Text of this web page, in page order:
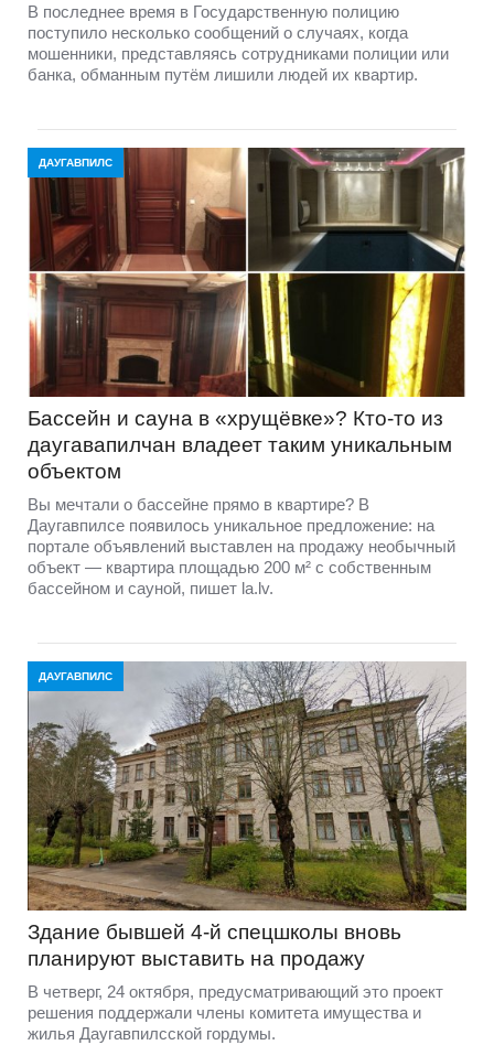
В последнее время в Государственную полицию
поступило несколько сообщений о случаях, когда
мошенники, представляясь сотрудниками полиции или
банка, обманным путём лишили людей их квартир.
ДАУГАВПИЛС
Бассейн и сауна в «хрущёвке»? Кто-то из
даугавапилчан владеет таким уникальным
объектом
Вы мечтали о бассейне прямо в квартире? В
Даугавпилсе появилось уникальное предложение: на
портале объявлений выставлен на продажу необычный
объект — квартира площадью 200 м² с собственным
бассейном и сауной, пишет la.lv.
ДАУГАВПИЛС
Здание бывшей 4-й спецшколы вновь
планируют выставить на продажу
В четверг, 24 октября, предусматривающий это проект
решения поддержали члены комитета имущества и
жилья Даугавпилсской гордумы.